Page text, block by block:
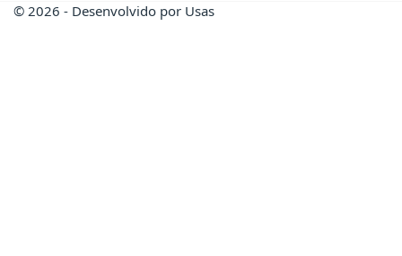
© 2026 - Desenvolvido por Usas